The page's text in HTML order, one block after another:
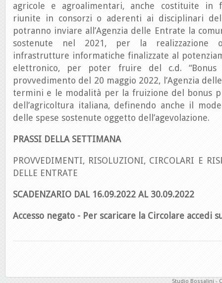
agricole e agroalimentari, anche costituite in
riunite in consorzi o aderenti ai disciplinari
potranno inviare all’Agenzia delle Entrate la
sostenute nel 2021, per la realizzazione
infrastrutture informatiche finalizzate al
elettronico, per poter fruire del c.d. “Bonus
provvedimento del 20 maggio 2022, l’Agenzia
termini e le modalità per la fruizione del bonus
dell’agricoltura italiana, definendo anche il
delle spese sostenute oggetto dell’agevolazione.
PRASSI DELLA SETTIMANA
PROVVEDIMENTI, RISOLUZIONI, CIRCOLARI E
DELLE ENTRATE
SCADENZARIO DAL 16.09.2022 AL 30.09.2022
Accesso negato - Per scaricare la Circolare accedi
Studio Bossalini -